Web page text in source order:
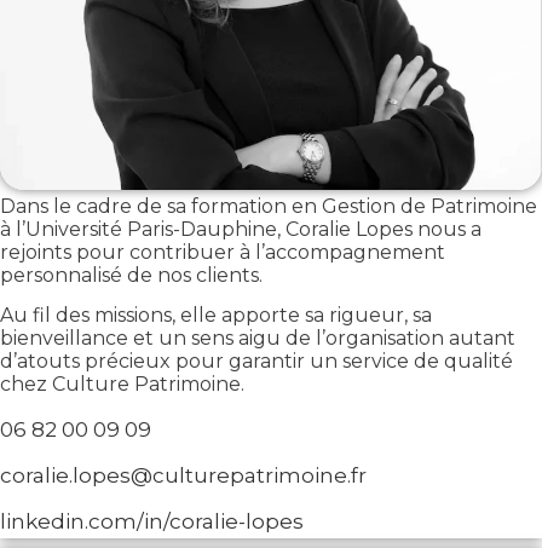
Dans le cadre de sa formation en Gestion de Patrimoine
à l’Université Paris-Dauphine, Coralie Lopes nous a
rejoints pour contribuer à l’accompagnement
personnalisé de nos clients.
Au fil des missions, elle apporte sa rigueur, sa
bienveillance et un sens aigu de l’organisation autant
d’atouts précieux pour garantir un service de qualité
chez Culture Patrimoine.
06 82 00 09 09
coralie.lopes@culturepatrimoine.fr
linkedin.com/in/coralie-lopes